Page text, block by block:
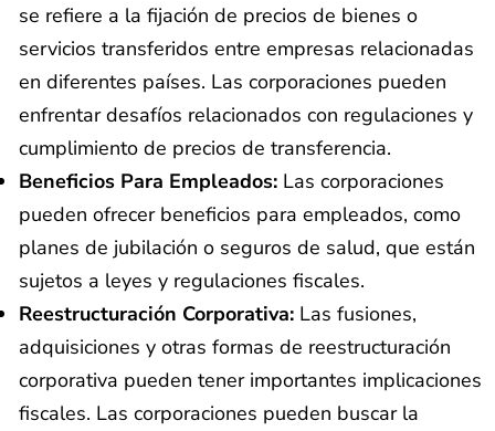
se refiere a la fijación de precios de bienes o
servicios transferidos entre empresas relacionadas
en diferentes países. Las corporaciones pueden
enfrentar desafíos relacionados con regulaciones y
cumplimiento de precios de transferencia.
Beneficios Para Empleados: Las corporaciones
pueden ofrecer beneficios para empleados, como
planes de jubilación o seguros de salud, que están
sujetos a leyes y regulaciones fiscales.
Reestructuración Corporativa: Las fusiones,
adquisiciones y otras formas de reestructuración
corporativa pueden tener importantes implicaciones
fiscales. Las corporaciones pueden buscar la